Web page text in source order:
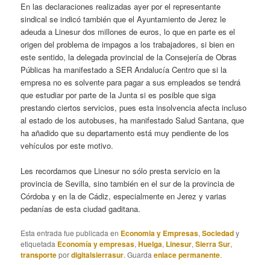
En las declaraciones realizadas ayer por el representante
sindical se indicó también que el Ayuntamiento de Jerez le
adeuda a Linesur dos millones de euros, lo que en parte es el
origen del problema de impagos a los trabajadores, si bien en
este sentido, la delegada provincial de la Consejería de Obras
Públicas ha manifestado a SER Andalucía Centro que si la
empresa no es solvente para pagar a sus empleados se tendrá
que estudiar por parte de la Junta si es posible que siga
prestando ciertos servicios, pues esta insolvencia afecta incluso
al estado de los autobuses, ha manifestado Salud Santana, que
ha añadido que su departamento está muy pendiente de los
vehículos por este motivo.
Les recordamos que Linesur no sólo presta servicio en la
provincia de Sevilla, sino también en el sur de la provincia de
Córdoba y en la de Cádiz, especialmente en Jerez y varias
pedanías de esta ciudad gaditana.
Esta entrada fue publicada en Economia y Empresas,Sociedady
etiquetada Economía y empresas,Huelga, Linesur,Sierra Sur,
transportepordigitalsierrasur. Guardaenlace permanente.